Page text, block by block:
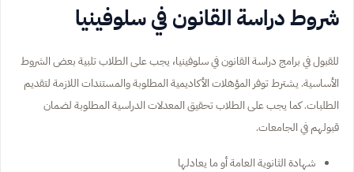
شروط دراسة القانون في سلوفينيا
للقبول في برامج دراسة القانون في سلوفينيا، يجب على الطلاب تلبية بعض الشروط
الأساسية. يشترط توفر المؤهلات الأكاديمية المطلوبة والمستندات اللازمة لتقديم
الطلبات. كما يجب على الطلاب تحقيق المعدلات الدراسية المطلوبة لضمان
قبولهم في الجامعات.
شهادة الثانوية العامة أو ما يعادلها